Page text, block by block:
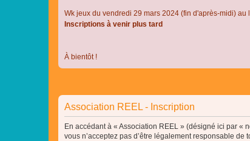
Wk jeux du vendredi 29 mars 2024 (fin d'après-midi)
Inscriptions à venir plus tard
À bientôt !
Association REEL - Inscription
En accédant à « Association REEL » (désigné ici par «
vous n’acceptez pas d’être légalement responsable